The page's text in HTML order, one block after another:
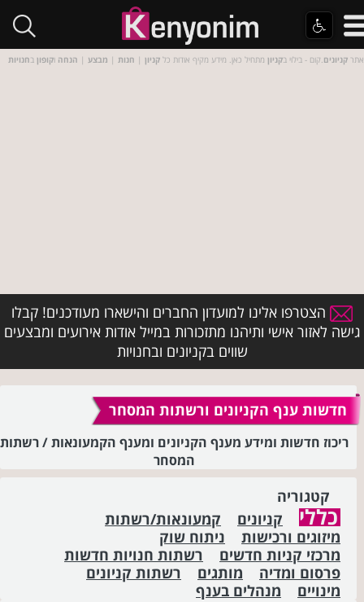
אתר קניונים.קום - בילוי בקניון מתחיל כאן. מידע מקיף אודות כל קניון | חנות | מבצע | הנחה וקופון בחנויות
הצטרפו אלינו למועדון החברים והישארו מעודכנים! קבלו
גישה לאזור אישי ותיהנו מתזכורות במייל אודות אירועים ומבצעים
שווים בקניונים ובחנויות
חדשות ענף הקניונים ורשתות המסחר
ריכוז חדשות ומידע מענף הקניונים ומענף הקמעונאות / רשתות
המסחר
קטגוריה
כללי קניונים
קמעונאות/רשתות
מיזוגים ורכישות
ניתוח שוק
מרכזי קניות חדשים
רשתות חנויות חדשות
פרסום ומדיה
מותגים
רשתות קניונים
מינויים
מנהלים בענף